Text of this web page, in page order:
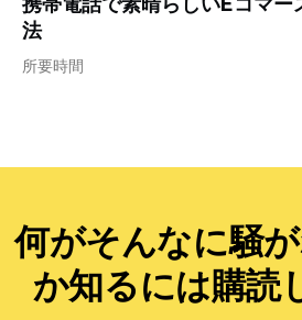
法
所要時間
何がそんなに騒
か知るには購読